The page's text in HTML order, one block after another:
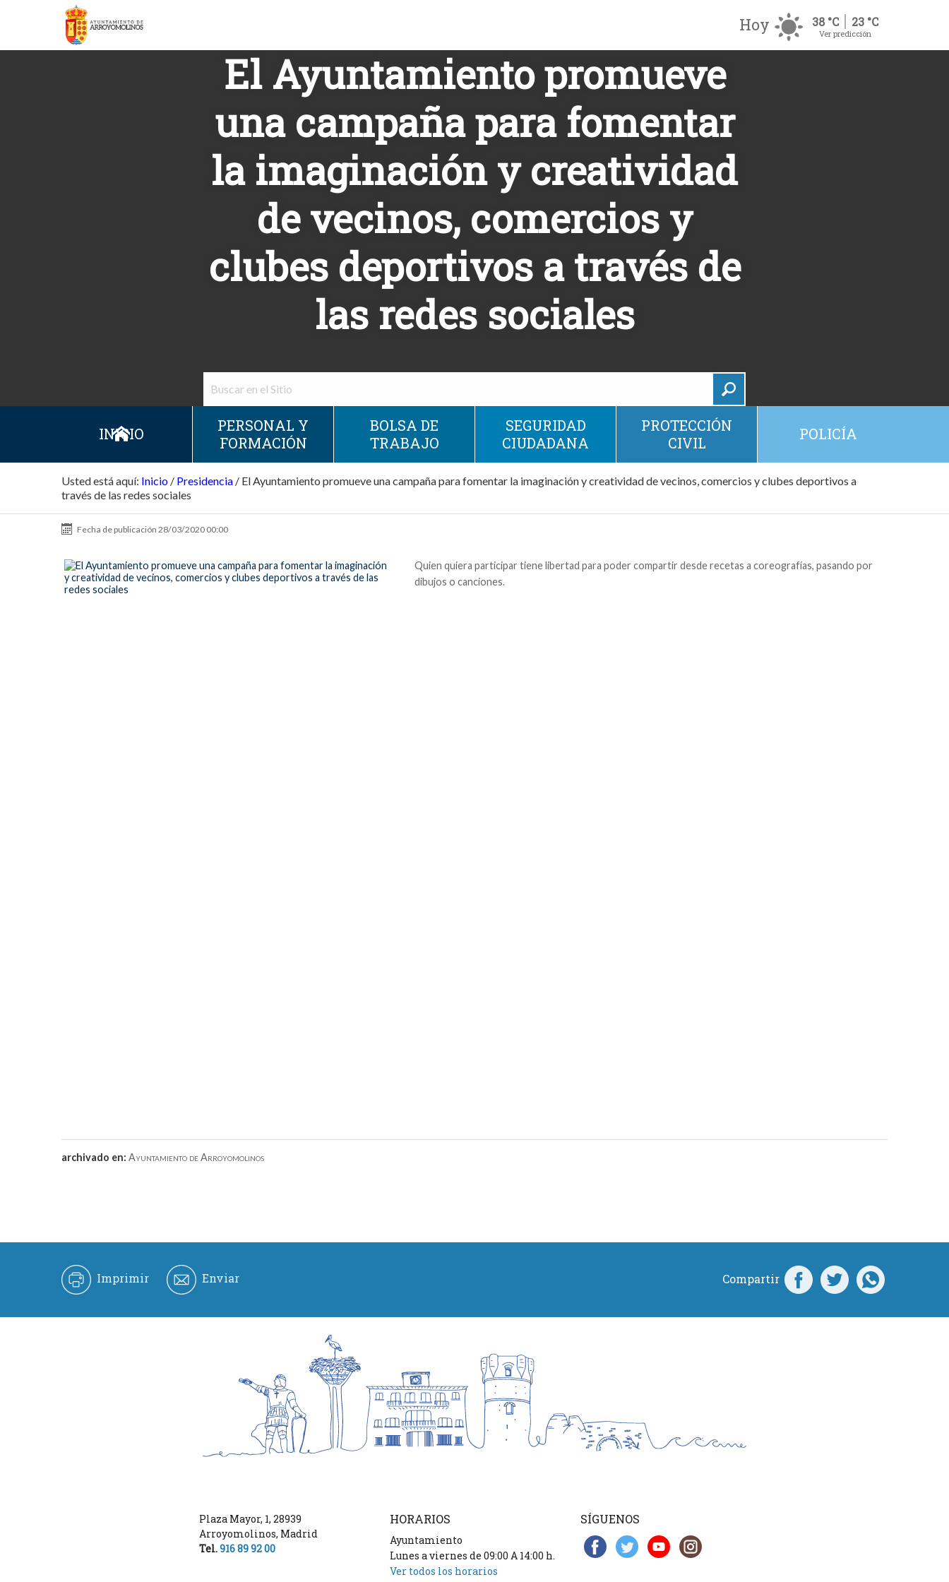
Hoy 38 °C 23 °C
Ver predicción
El Ayuntamiento promueve
una campaña para fomentar
la imaginación y creatividad
de vecinos, comercios y
clubes deportivos a través de
las redes sociales
INICIO
PERSONAL Y
FORMACIÓN
BOLSA DE
TRABAJO
SEGURIDAD
CIUDADANA
PROTECCIÓN
CIVIL
POLICÍA
Usted está aquí: Inicio / Presidencia / El Ayuntamiento promueve una campaña para fomentar la imaginación y creatividad de vecinos, comercios y clubes deportivos a
través de las redes sociales
Fecha de publicación 28/03/2020 00:00
Quien quiera participar tiene libertad para poder compartir desde recetas a coreografías, pasando por
dibujos o canciones.
archivado en: Ayuntamiento de Arroyomolinos
Imprimir Enviar Compartir
Plaza Mayor, 1, 28939
Arroyomolinos, Madrid
Tel.916 89 92 00
HORARIOS
Ayuntamiento
Lunes a viernes de 09:00 A 14:00 h.
Ver todos los horarios
SÍGUENOS